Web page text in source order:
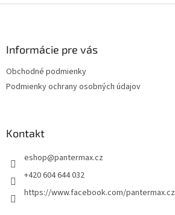
Informácie pre vás
Obchodné podmienky
Podmienky ochrany osobných údajov
Kontakt
eshop@pantermax.cz
+420 604 644 032
https://www.facebook.com/pantermax.cz